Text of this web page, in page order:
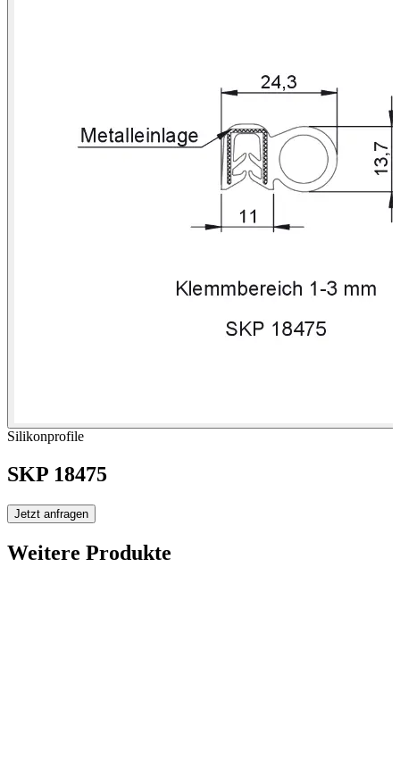
Silikonprofile
SKP 18475
Jetzt anfragen
Weitere Produkte